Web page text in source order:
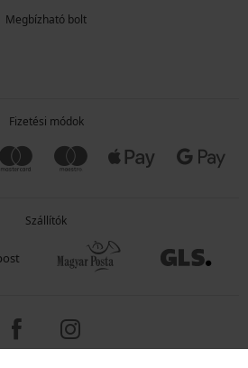
Megbízható bolt
Fizetési módok
Szállítók